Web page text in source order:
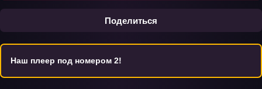
Поделиться
Наш плеер под номером 2!